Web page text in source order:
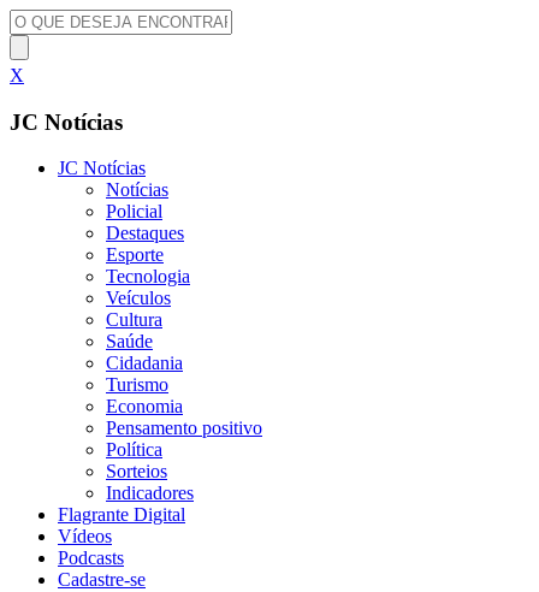
X
JC Notícias
JC Notícias
Notícias
Policial
Destaques
Esporte
Tecnologia
Veículos
Cultura
Saúde
Cidadania
Turismo
Economia
Pensamento positivo
Política
Sorteios
Indicadores
Flagrante Digital
Vídeos
Podcasts
Cadastre-se